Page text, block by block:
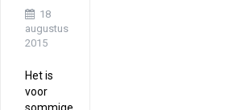
18
augustus
2015
Het is
voor